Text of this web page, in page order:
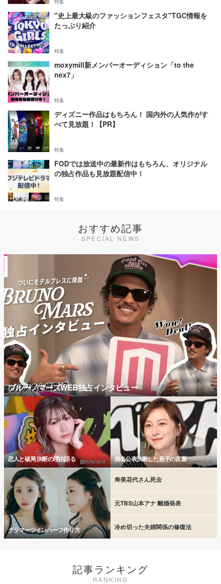
特集
"史上最大級のファッションフェスタ"TGC情報を
たっぷり紹介
特集
moxymill新メンバーオーディション「to the
nex7」
特集
ディズニー作品はもちろん！ 国内外の人気作がす
べて見放題！【PR】
特集
FODでは放送中の最新作はもちろん、オリジナル
の独占作品も見放題配信中！
特集
おすすめ記事
SPECIAL NEWS
ブルーノマーズWEB独占インタビュー
恋人と破局 決断の理由語る 病名公表決断した息子の言葉
グラマーツインハーフ作り方
寿美花代さん死去
元TBS山本アナ 離婚発表
冷め切った夫婦関係の修復法
記事ランキング
RANKING